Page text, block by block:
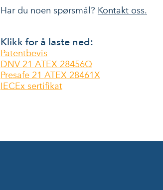
Har du noen spørsmål? Kontakt oss.
Klikk for å laste ned:
Patentbevis
DNV 21 ATEX 28456Q
Presafe 21 ATEX 28461X
IECEx sertifikat